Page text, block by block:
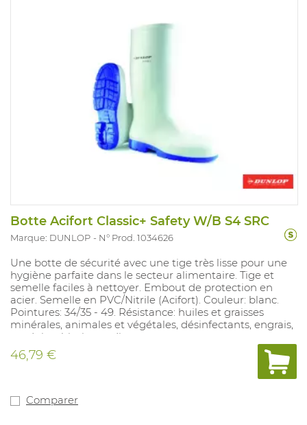
Botte Acifort Classic+ Safety W/B S4 SRC
Marque: DUNLOP N° Prod. 1034626
Une botte de sécurité avec une tige très lisse pour une
hygiène parfaite dans le secteur alimentaire. Tige et
semelle faciles à nettoyer. Embout de protection en
acier. Semelle en PVC/Nitrile (Acifort). Couleur: blanc.
Pointures: 34/35 - 49. Résistance: huiles et graisses
minérales, animales et végétales, désinfectants, engrais,
produits chimiques divers.
46,79 €
Comparer